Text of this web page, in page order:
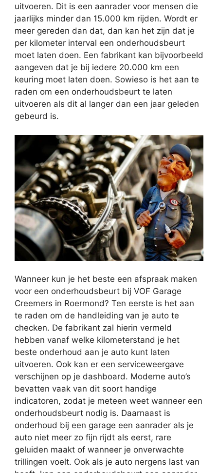
uitvoeren. Dit is een aanrader voor mensen die
jaarlijks minder dan 15.000 km rijden. Wordt er
meer gereden dan dat, dan kan het zijn dat je
per kilometer interval een onderhoudsbeurt
moet laten doen. Een fabrikant kan bijvoorbeeld
aangeven dat je bij iedere 20.000 km een
keuring moet laten doen. Sowieso is het aan te
raden om een onderhoudsbeurt te laten
uitvoeren als dit al langer dan een jaar geleden
gebeurd is.
Wanneer kun je het beste een afspraak maken
voor een onderhoudsbeurt bij VOF Garage
Creemers in Roermond? Ten eerste is het aan
te raden om de handleiding van je auto te
checken. De fabrikant zal hierin vermeld
hebben vanaf welke kilometerstand je het
beste onderhoud aan je auto kunt laten
uitvoeren. Ook kan er een serviceweergave
verschijnen op je dashboard. Moderne auto’s
bevatten vaak van dit soort handige
indicatoren, zodat je meteen weet wanneer een
onderhoudsbeurt nodig is. Daarnaast is
onderhoud bij een garage een aanrader als je
auto niet meer zo fijn rijdt als eerst, rare
geluiden maakt of wanneer je onverwachte
trillingen voelt. Ook als je auto nergens last van